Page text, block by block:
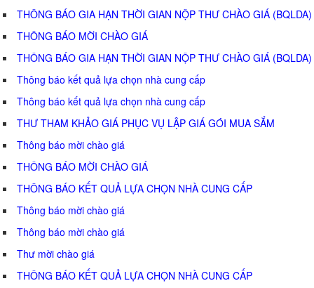
THÔNG BÁO GIA HẠN THỜI GIAN NỘP THƯ CHÀO GIÁ (BQLDA)
THÔNG BÁO MỜI CHÀO GIÁ
THÔNG BÁO GIA HẠN THỜI GIAN NỘP THƯ CHÀO GIÁ (BQLDA)
Thông báo kết quả lựa chọn nhà cung cấp
Thông báo kết quả lựa chọn nhà cung cấp
THƯ THAM KHẢO GIÁ PHỤC VỤ LẬP GIÁ GÓI MUA SẮM
Thông báo mời chào giá
THÔNG BÁO MỜI CHÀO GIÁ
THÔNG BÁO KẾT QUẢ LỰA CHỌN NHÀ CUNG CẤP
Thông báo mời chào giá
Thông báo mời chào giá
Thư mời chào giá
THÔNG BÁO KẾT QUẢ LỰA CHỌN NHÀ CUNG CẤP